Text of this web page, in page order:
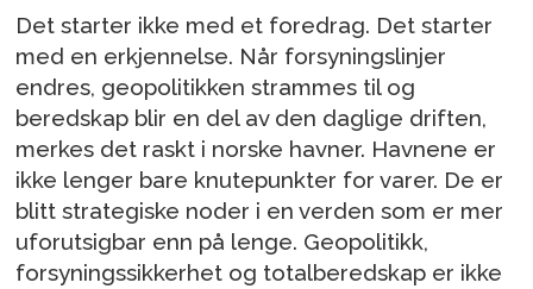
Det starter ikke med et foredrag. Det starter
med en erkjennelse. Når forsyningslinjer
endres, geopolitikken strammes til og
beredskap blir en del av den daglige driften,
merkes det raskt i norske havner. Havnene er
ikke lenger bare knutepunkter for varer. De er
blitt strategiske noder i en verden som er mer
uforutsigbar enn på lenge. Geopolitikk,
forsyningssikkerhet og totalberedskap er ikke